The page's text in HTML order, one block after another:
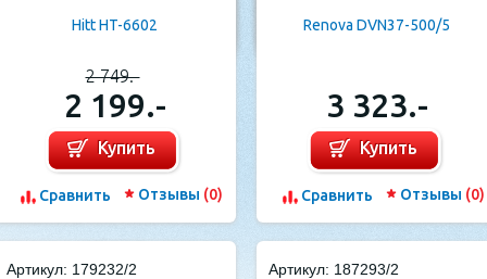
Hitt HT-6602
2 749.-
2 199.-
Купить
Cравнить Отзывы (0)
Renova DVN37-500/5
3 323.-
Купить
Cравнить Отзывы (0)
Артикул: 179232/2 Артикул: 187293/2